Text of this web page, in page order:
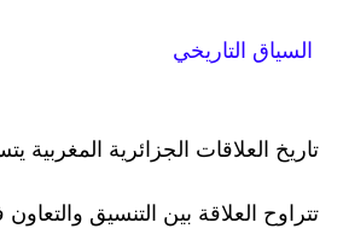
السياق التاريخي
تاريخ العلاقات الجزائرية المغربية
تتراوح العلاقة بين التنسيق